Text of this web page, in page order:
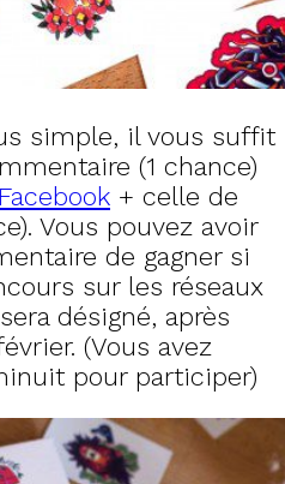
simple, il vous suffit
(1 chance)
+ celle de
Vous pouvez avoir
de gagner si
sur les réseaux
désigné, après
(Vous avez
pour participer)